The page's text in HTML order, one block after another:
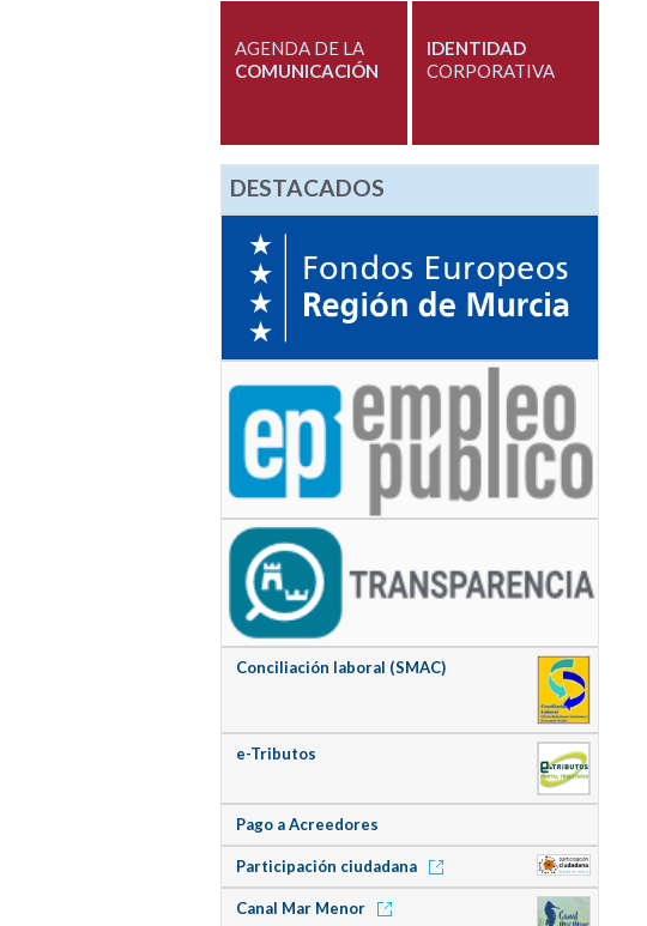
AGENDA DE LA
COMUNICACIÓN
IDENTIDAD
CORPORATIVA
DESTACADOS
Conciliación laboral (SMAC)
e-Tributos
Pago a Acreedores
Participación ciudadana
Canal Mar Menor